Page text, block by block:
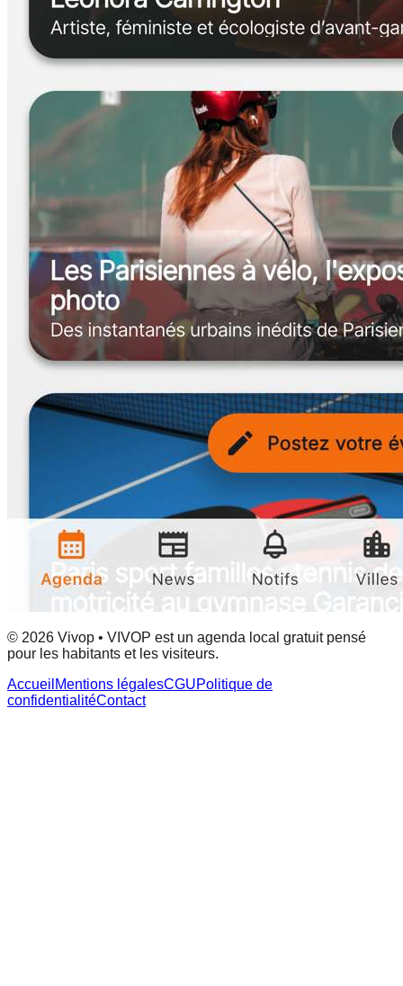
© 2026 Vivop • VIVOP est un agenda local gratuit pensé
pour les habitants et les visiteurs.
Accueil Mentions légalesCGUPolitique de
confidentialitéContact